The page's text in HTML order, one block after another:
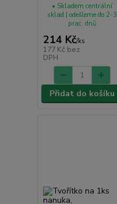
214 Kč/ks
177 Kč bez
DPH
• Skladem centrální
sklad | odešleme do 2-3
prac. dnů
Přidat do košíku